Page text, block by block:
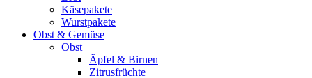
Käsepakete
Wurstpakete
Obst & Gemüse
Obst
Äpfel & Birnen
Zitrusfrüchte